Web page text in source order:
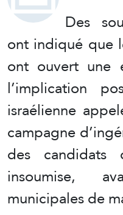
Des
ont indiqué que
ont ouvert une
l’implication
israélienne
campagne
des
insoumise,
municipales de